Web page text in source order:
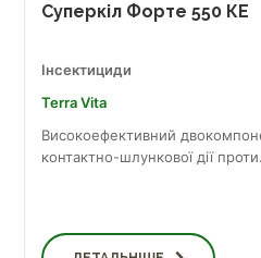
Суперкіл Форте 550 КЕ
Інсектициди
Terra Vita
Високоефективний
контактно-шлункової дії